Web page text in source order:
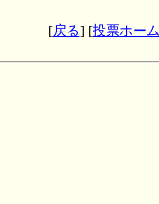
[戻る] [投票ホーム